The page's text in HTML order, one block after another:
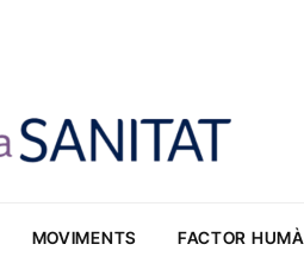
MOVIMENTS FACTOR HUMÀ